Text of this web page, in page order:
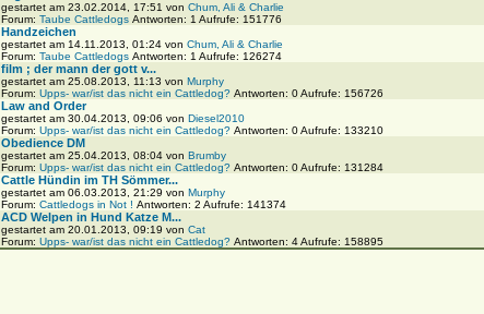
gestartet am 23.02.2014, 17:51 von Chum, Ali & Charlie
Forum: Taube Cattledogs Antworten: 1 Aufrufe: 151776
Handzeichen
gestartet am 14.11.2013, 01:24 von Chum, Ali & Charlie
Forum: Taube Cattledogs Antworten: 1 Aufrufe: 126274
film ; der mann der gott v...
gestartet am 25.08.2013, 11:13 von Murphy
Forum: Upps- war/ist das nicht ein Cattledog? Antworten: 0 Aufrufe: 156726
Law and Order
gestartet am 30.04.2013, 09:06 von Diesel2010
Forum: Upps- war/ist das nicht ein Cattledog? Antworten: 0 Aufrufe: 133210
Obedience DM
gestartet am 25.04.2013, 08:04 von Brumby
Forum: Upps- war/ist das nicht ein Cattledog? Antworten: 0 Aufrufe: 131284
Cattle Hündin im TH Sömmer...
gestartet am 06.03.2013, 21:29 von Murphy
Forum: Cattledogs in Not ! Antworten: 2 Aufrufe: 141374
ACD Welpen in Hund Katze M...
gestartet am 20.01.2013, 09:19 von Cat
Forum: Upps- war/ist das nicht ein Cattledog? Antworten: 4 Aufrufe: 158895